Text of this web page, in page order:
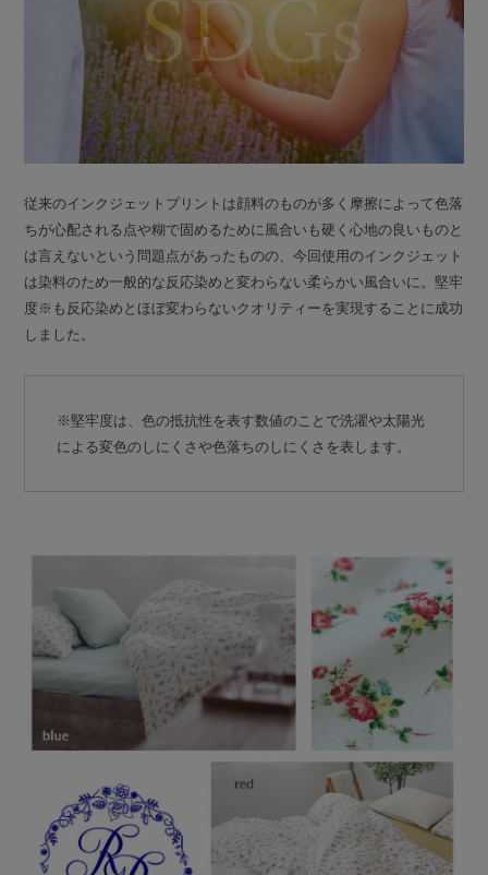
従来のインクジェットプリントは顔料のものが多く摩擦によって色落
ちが心配される点や糊で固めるために風合いも硬く心地の良いものと
は言えないという問題点があったものの、今回使用のインクジェット
は染料のため一般的な反応染めと変わらない柔らかい風合いに。堅牢
度※も反応染めとほぼ変わらないクオリティーを実現することに成功
しました。
※堅牢度は、色の抵抗性を表す数値のことで洗濯や太陽光
による変色のしにくさや色落ちのしにくさを表します。